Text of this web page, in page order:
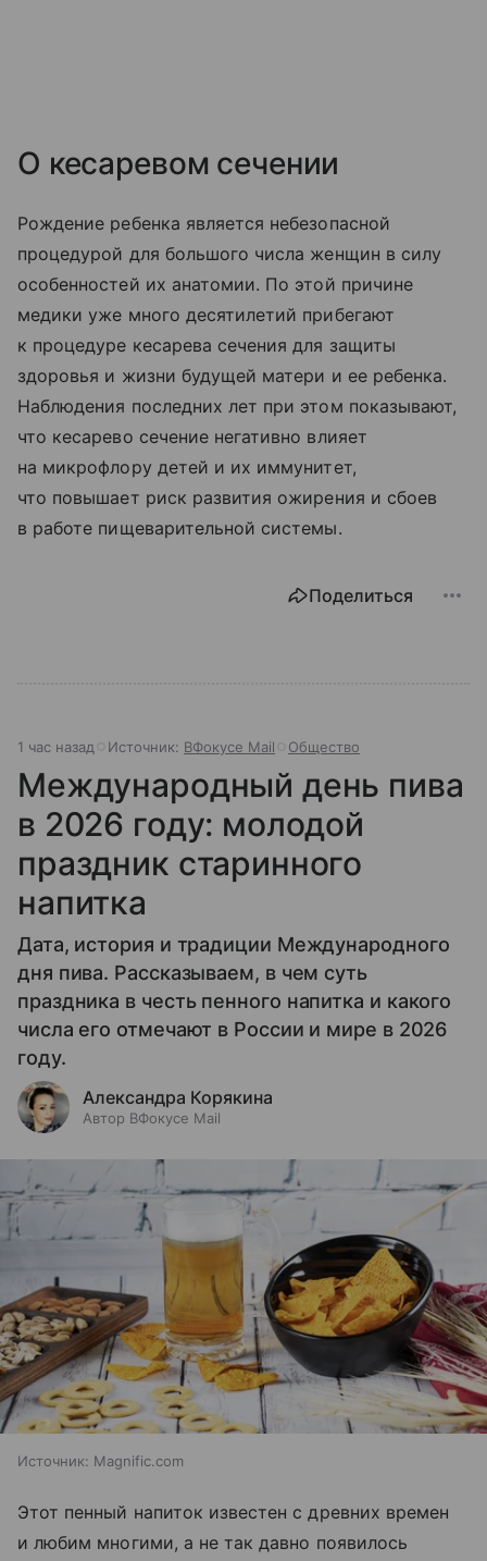
О кесаревом сечении
Рождение ребенка является небезопасной
процедурой для большого числа женщин в силу
особенностей их анатомии. По этой причине
медики уже много десятилетий прибегают
к процедуре кесарева сечения для защиты
здоровья и жизни будущей матери и ее ребенка.
Наблюдения последних лет при этом показывают,
что кесарево сечение негативно влияет
на микрофлору детей и их иммунитет,
что повышает риск развития ожирения и сбоев
в работе пищеварительной системы.
Поделиться
1 час назад Источник: ВФокусе Mail Общество
Международный день пива
в 2026 году: молодой
праздник старинного
напитка
Дата, история и традиции Международного
дня пива. Рассказываем, в чем суть
праздника в честь пенного напитка и какого
числа его отмечают в России и мире в 2026
году.
Александра Корякина
Автор ВФокусе Mail
Источник: Magnific.com
Этот пенный напиток известен с древних времен
и любим многими, а не так давно появилось